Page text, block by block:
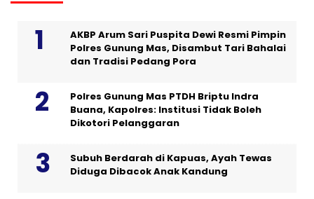
AKBP Arum Sari Puspita Dewi Resmi Pimpin
Polres Gunung Mas, Disambut Tari Bahalai
dan Tradisi Pedang Pora
Polres Gunung Mas PTDH Briptu Indra
Buana, Kapolres: Institusi Tidak Boleh
Dikotori Pelanggaran
Subuh Berdarah di Kapuas, Ayah Tewas
Diduga Dibacok Anak Kandung